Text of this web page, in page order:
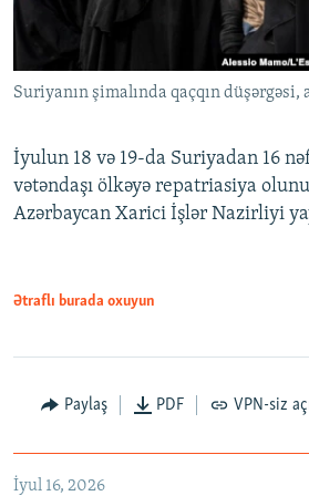
Suriyanın şimalında qaçqın düşərgəsi,
İyulun 18 və 19-da Suriyadan 16
vətəndaşı ölkəyə repatriasiya
Azərbaycan Xarici İşlər Nazirliyi
Ətraflı burada oxuyun
Paylaş PDF VPN-siz
İyul 16, 2026